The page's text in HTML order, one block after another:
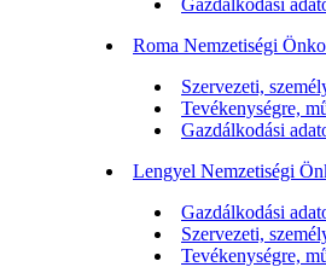
Gazdálkodási
Roma Nemzetiségi
Szervezeti,
Tevékenységre,
Gazdálkodási
Lengyel Nemzetiségi
Gazdálkodási
Szervezeti,
Tevékenységre,